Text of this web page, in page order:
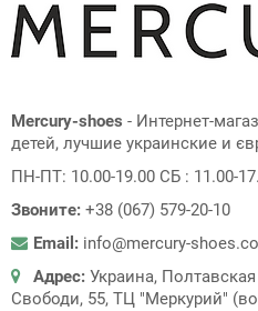
Mercury-shoes - Интернет-
детей, лучшие украинские и
ПН-ПТ: 10.00-19.00 СБ : 11.00-
Звоните: +38 (067) 579-20-10
Email: info@mercury-
Адрес: Украина,
Свободи, 55, ТЦ "Меркурий"